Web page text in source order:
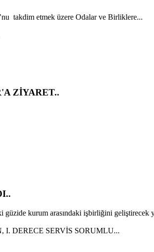
takdim etmek üzere Odalar ve Birliklere...
ZİYARET..
güzide kurum arasındaki işbirliğini geliştirecek